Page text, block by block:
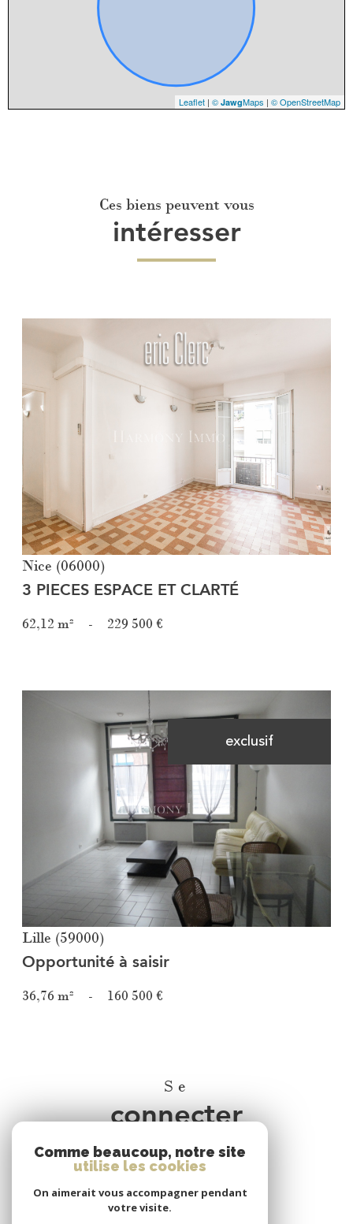
Leaflet | © JawgMaps | © OpenStreetMap
Ces biens peuvent vous
intéresser
Voir le bien
Nice (06000)
3 PIECES ESPACE ET CLARTÉ
62,12 m² - 229 500 €
exclusif
Voir le bien
Lille (59000)
Opportunité à saisir
36,76 m² - 160 500 €
Se
connecter
espace propriétaire
Nous
Comme beaucoup, notre site
utilise les cookies
On aimerait vous accompagner pendant
votre visite.